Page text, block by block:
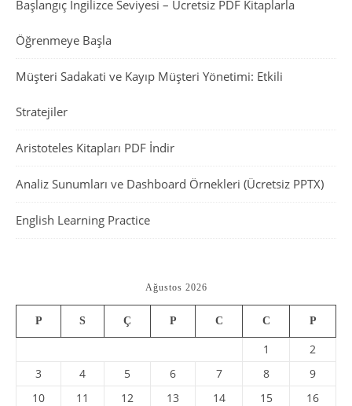
Başlangıç İngilizce Seviyesi – Ücretsiz PDF Kitaplarla
Öğrenmeye Başla
Müşteri Sadakati ve Kayıp Müşteri Yönetimi: Etkili
Stratejiler
Aristoteles Kitapları PDF İndir
Analiz Sunumları ve Dashboard Örnekleri (Ücretsiz PPTX)
English Learning Practice
Ağustos 2026
P S Ç P C C P
1
2
3
4 5 6 7 8
9
10
11 12 13 14 15
16